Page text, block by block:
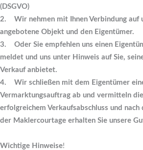
(DSGVO)
2. Wir nehmen mit Ihnen Verbindung auf
angebotene Objekt und den Eigentümer.
3. Oder Sie empfehlen uns einen
meldet und uns unter Hinweis auf Sie,
Verkauf anbietet.
4. Wir schließen mit dem Eigentümer
Vermarktungsauftrag ab und vermitteln
erfolgreichem Verkaufsabschluss und nach
der Maklercourtage erhalten Sie unsere
Wichtige Hinweise!